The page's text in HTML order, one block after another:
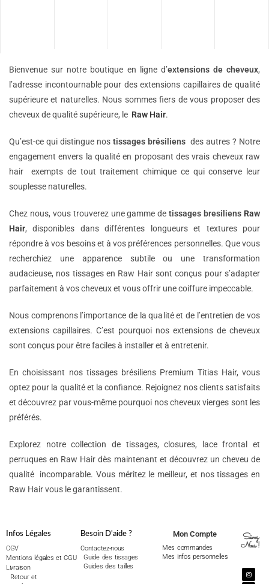
Bienvenue sur notre boutique en ligne d’extensions decheveux,
l’adresse incontournable pour des extensions capillaires de qualité
supérieure et naturelles. Nous sommes fiers de vous proposer des
cheveux de qualité supérieure, le Raw Hair.
Qu’est-ce qui distingue nos tissages brésiliens des autres ? Notre
engagement envers la qualité en proposant des vrais cheveux raw
hair exempts de tout traitement chimique ce qui conserve leur
souplesse naturelles.
Chez nous, vous trouverez une gamme detissages bresiliens Raw
Hair, disponibles dans différentes longueurs et textures pour
répondre à vos besoins et à vos préférences personnelles. Que vous
recherchiez une apparence subtile ou une transformation
audacieuse, nos tissages en Raw Hair sont conçus pour s’adapter
parfaitement à vos cheveux et vous offrir une coiffure impeccable.
Nous comprenons l’importance de la qualité et de l’entretien de vos
extensions capillaires. C’est pourquoi nos extensions de cheveux
sont conçus pour être faciles à installer et à entretenir.
En choisissant nos tissages brésiliens Premium Titias Hair, vous
optez pour la qualité et la confiance. Rejoignez nos clients satisfaits
et découvrez par vous-même pourquoi nos cheveux vierges sont les
préférés.
Explorez notre collection de tissages, closures, lace frontal et
perruques en Raw Hair dès maintenant et découvrez un cheveu de
qualité incomparable. Vous méritez le meilleur, et nos tissages en
Raw Hair vous le garantissent.
Infos Légales
CGV
Mentions légales et CGU
Livraison
Retour et
Besoin D'aide ?
Contactez-nous
Guide des tissages
Guides des tailles
Mon Compte
Mes commandes
Mes infos personnelles
Suivez
Nous !